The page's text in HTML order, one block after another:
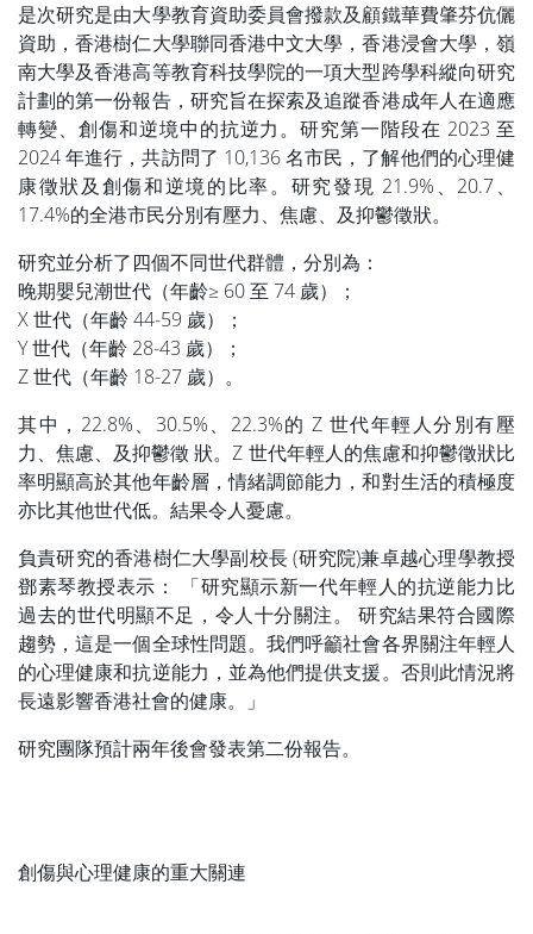
是次研究是由大學教育資助委員會撥款及顧鐵華費肇芬伉儷
資助，香港樹仁大學聯同香港中文大學，香港浸會大學，嶺
南大學及香港高等教育科技學院的一項大型跨學科縱向研究
計劃的第一份報告，研究旨在探索及追蹤香港成年人在適應
轉變、創傷和逆境中的抗逆力。研究第一階段在 2023 至
2024 年進行，共訪問了 10,136 名市民，了解他們的心理健
康徵狀及創傷和逆境的比率。研究發現 21.9%、20.7、
17.4%的全港市民分別有壓力、焦慮、及抑鬱徵狀。
研究並分析了四個不同世代群體，分別為：
晚期嬰兒潮世代（年齡≥ 60 至 74 歲）；
X 世代（年齡 44-59 歲）；
Y 世代（年齡 28-43 歲）；
Z 世代（年齡 18-27 歲）。
其中，22.8%、30.5%、22.3%的 Z 世代年輕人分別有壓
力、焦慮、及抑鬱徵 狀。Z 世代年輕人的焦慮和抑鬱徵狀比
率明顯高於其他年齡層，情緒調節能力，和對生活的積極度
亦比其他世代低。結果令人憂慮。
負責研究的香港樹仁大學副校長 (研究院)兼卓越心理學教授
鄧素琴教授表示： 「研究顯示新一代年輕人的抗逆能力比
過去的世代明顯不足，令人十分關注。 研究結果符合國際
趨勢，這是一個全球性問題。我們呼籲社會各界關注年輕人
的心理健康和抗逆能力，並為他們提供支援。否則此情況將
長遠影響香港社會的健康。」
研究團隊預計兩年後會發表第二份報告。
創傷與心理健康的重大關連